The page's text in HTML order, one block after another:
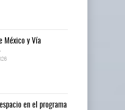
México y Vía
en el programa